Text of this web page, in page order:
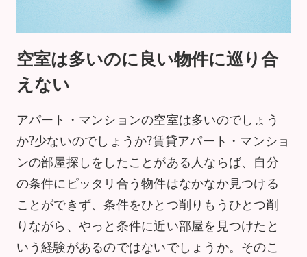
空室は多いのに良い物件に巡り合
えない
アパート・マンションの空室は多いのでしょう
か?少ないのでしょうか?賃貸アパート・マンショ
ンの部屋探しをしたことがある人ならば、自分
の条件にピッタリ合う物件はなかなか見つける
ことができず、条件をひとつ削りもうひとつ削
りながら、やっと条件に近い部屋を見つけたと
いう経験があるのではないでしょうか。そのこ